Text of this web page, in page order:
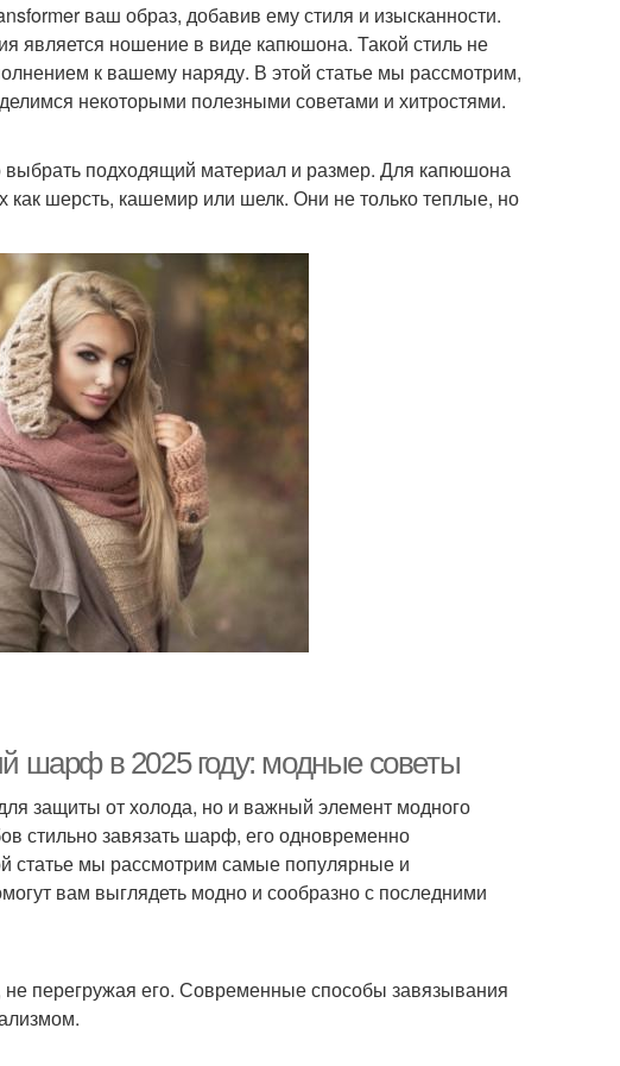
ваш образ, добавив ему стиля и изысканности.
является ношение в виде капюшона. Такой стиль не
к вашему наряду. В этой статье мы рассмотрим,
некоторыми полезными советами и хитростями.
подходящий материал и размер. Для капюшона
шерсть, кашемир или шелк. Они не только теплые, но
шарф в 2025 году: модные советы
защиты от холода, но и важный элемент модного
стильно завязать шарф, его одновременно
статье мы рассмотрим самые популярные и
вам выглядеть модно и сообразно с последними
перегружая его. Современные способы завязывания